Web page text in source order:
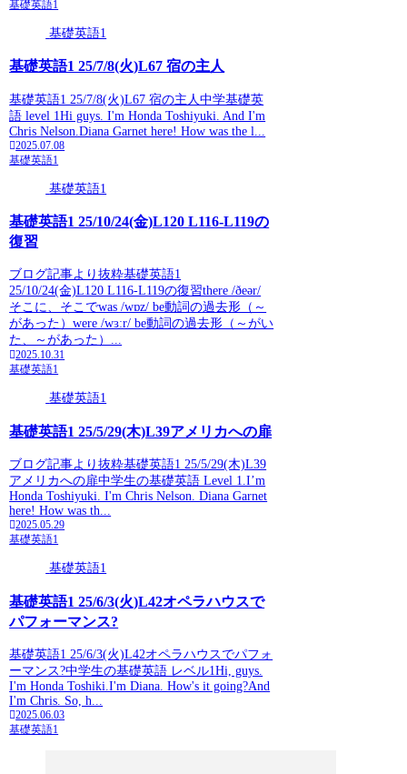
基礎英語1
基礎英語1
基礎英語1 25/7/8(火)L67 宿の主人
基礎英語1 25/7/8(火)L67 宿の主人中学基礎英
語 level 1Hi guys. I'm Honda Toshiyuki. And I'm
Chris Nelson.Diana Garnet here! How was the l...
2025.07.08
基礎英語1
基礎英語1
基礎英語1 25/10/24(金)L120 L116-L119の
復習
ブログ記事より抜粋基礎英語1
25/10/24(金)L120 L116-L119の復習there /ðeər/
そこに、そこでwas /wɒz/ be動詞の過去形（～
があった）were /wɜːr/ be動詞の過去形（～がい
た、～があった）...
2025.10.31
基礎英語1
基礎英語1
基礎英語1 25/5/29(木)L39アメリカへの扉
ブログ記事より抜粋基礎英語1 25/5/29(木)L39
アメリカへの扉中学生の基礎英語 Level 1.I’m
Honda Toshiyuki. I'm Chris Nelson. Diana Garnet
here! How was th...
2025.05.29
基礎英語1
基礎英語1
基礎英語1 25/6/3(火)L42オペラハウスで
パフォーマンス?
基礎英語1 25/6/3(火)L42オペラハウスでパフォ
ーマンス?中学生の基礎英語 レベル1Hi, guys.
I'm Honda Toshiki.I'm Diana. How's it going?And
I'm Chris. So, h...
2025.06.03
基礎英語1